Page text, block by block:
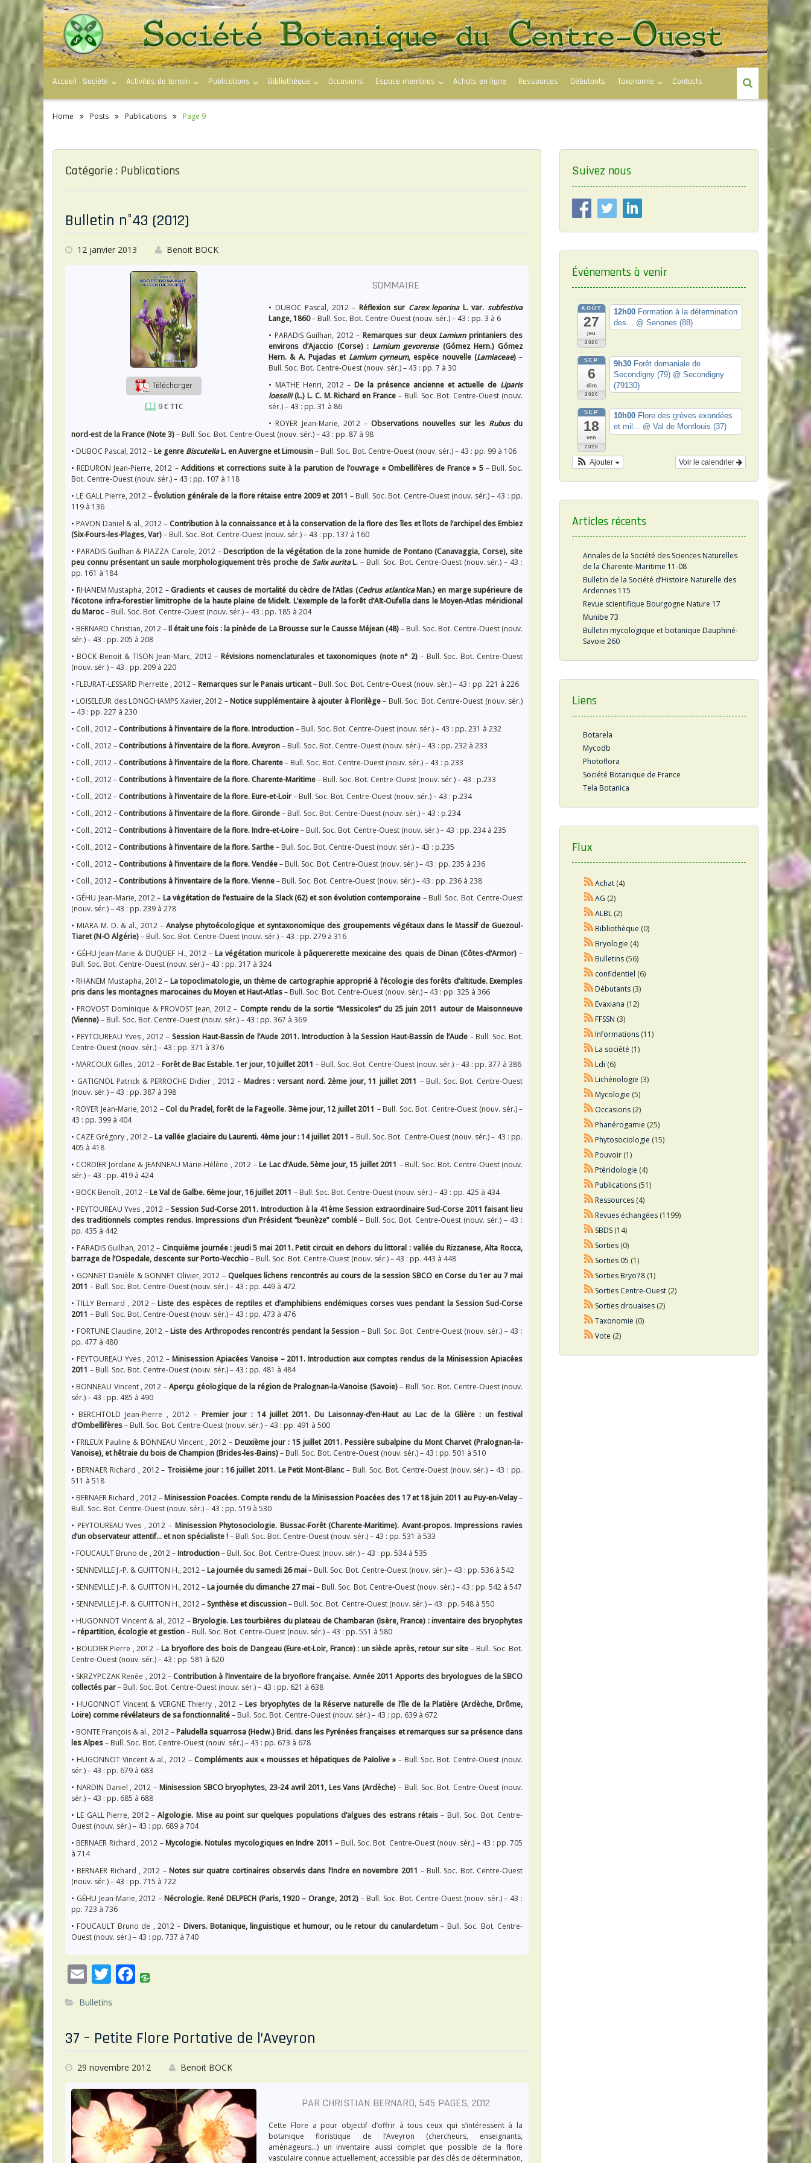
S
k
i
p
t
o
c
t
Accueil Société Activités de terrain Publications Bibliothèque Occasions Espace membres Achats en ligne Ressources Débutants Taxonomie Contacts
Home Posts Publications Page 9
Catégorie : Publications
Bulletin n°43 (2012)
12 janvier 2013 Benoit BOCK
Télécharger
9 € TTC
SOMMAIRE
• DUBOC Pascal, 2012 – Réflexion sur Carex leporinaL. var.subfestiva
Lange, 1860– Bull. Soc. Bot. Centre-Ouest (nouv. sér.) – 43 : pp. 3 à 6
• PARADIS Guilhan, 2012 – Remarques sur deux Lamiumprintaniers des
environs d’Ajaccio (Corse) : Lamium gevorense(Gómez Hern.) Gómez
Hern. & A. Pujadas et Lamium cyrneum, espèce nouvelle (Lamiaceae)–
Bull. Soc. Bot. Centre-Ouest (nouv. sér.) – 43 : pp. 7 à 30
• MATHE Henri, 2012 –De la présence ancienne et actuelle de Liparis
loeselii(L.) L. C. M. Richard en France – Bull. Soc. Bot. Centre-Ouest (nouv.
sér.) – 43 : pp. 31 à 86
• ROYER Jean-Marie, 2012 –Observations nouvelles sur les Rubusdu
nord-est de la France (Note 3)– Bull. Soc. Bot. Centre-Ouest (nouv. sér.) – 43 : pp. 87 à 98
• DUBOC Pascal, 2012 –Le genre BiscutellaL. en Auvergne et Limousin– Bull. Soc. Bot. Centre-Ouest (nouv. sér.) – 43 : pp. 99 à 106
• REDURON Jean-Pierre, 2012 – Additions et corrections suite à la parution de l’ouvrage « Ombellifères de France » 5– Bull. Soc.
Bot. Centre-Ouest (nouv. sér.) – 43 : pp. 107 à 118
• LE GALL Pierre, 2012 –Évolution générale de la flore rétaise entre 2009 et 2011 – Bull. Soc. Bot. Centre-Ouest (nouv. sér.) – 43 : pp.
119 à 136
• PAVON Daniel & al., 2012 – Contribution à la connaissance et à la conservation de la flore des îles et îlots de l’archipel des Embiez
(Six-Fours-les-Plages, Var)– Bull. Soc. Bot. Centre-Ouest (nouv. sér.) – 43 : pp. 137 à 160
• PARADIS Guilhan & PIAZZA Carole, 2012 –Description de la végétation de la zone humide de Pontano (Canavaggia, Corse), site
peu connu présentant un saule morphologiquement très proche de Salix auritaL. – Bull. Soc. Bot. Centre-Ouest (nouv. sér.) – 43 :
pp. 161 à 184
• RHANEM Mustapha, 2012 –Gradients et causes de mortalité du cèdre de l’Atlas (Cedrus atlanticaMan.) en marge supérieure de
l’écotone infra-forestier limitrophe de la haute plaine de Midelt. L’exemple de la forêt d’Aït-Oufella dans le Moyen-Atlas méridional
du Maroc– Bull. Soc. Bot. Centre-Ouest (nouv. sér.) – 43 : pp. 185 à 204
• BERNARD Christian, 2012 –Il était une fois : la pinède de La Brousse sur le Causse Méjean (48)– Bull. Soc. Bot. Centre-Ouest (nouv.
sér.) – 43 : pp. 205 à 208
• BOCK Benoit & TISON Jean-Marc, 2012 – Révisions nomenclaturales et taxonomiques (note n° 2)– Bull. Soc. Bot. Centre-Ouest
(nouv. sér.) – 43 : pp. 209 à 220
• FLEURAT-LESSARD Pierrette , 2012 –Remarques sur le Panais urticant– Bull. Soc. Bot. Centre-Ouest (nouv. sér.) – 43 : pp. 221 à 226
• LOISELEUR des LONGCHAMPS Xavier, 2012 –Notice supplémentaire à ajouter à Florilège– Bull. Soc. Bot. Centre-Ouest (nouv. sér.)
– 43 : pp. 227 à 230
• Coll., 2012 –Contributions à l’inventaire de la flore. Introduction– Bull. Soc. Bot. Centre-Ouest (nouv. sér.) – 43 : pp. 231 à 232
• Coll., 2012 –Contributions à l’inventaire de la flore. Aveyron– Bull. Soc. Bot. Centre-Ouest (nouv. sér.) – 43 : pp. 232 à 233
• Coll., 2012 –Contributions à l’inventaire de la flore. Charente– Bull. Soc. Bot. Centre-Ouest (nouv. sér.) – 43 : p.233
• Coll., 2012 –Contributions à l’inventaire de la flore. Charente-Maritime– Bull. Soc. Bot. Centre-Ouest (nouv. sér.) – 43 : p.233
• Coll., 2012 –Contributions à l’inventaire de la flore. Eure-et-Loir– Bull. Soc. Bot. Centre-Ouest (nouv. sér.) – 43 : p.234
• Coll., 2012 –Contributions à l’inventaire de la flore. Gironde– Bull. Soc. Bot. Centre-Ouest (nouv. sér.) – 43 : p.234
• Coll., 2012 –Contributions à l’inventaire de la flore. Indre-et-Loire– Bull. Soc. Bot. Centre-Ouest (nouv. sér.) – 43 : pp. 234 à 235
• Coll., 2012 –Contributions à l’inventaire de la flore. Sarthe– Bull. Soc. Bot. Centre-Ouest (nouv. sér.) – 43 : p.235
• Coll., 2012 –Contributions à l’inventaire de la flore. Vendée– Bull. Soc. Bot. Centre-Ouest (nouv. sér.) – 43 : pp. 235 à 236
• Coll., 2012 –Contributions à l’inventaire de la flore. Vienne– Bull. Soc. Bot. Centre-Ouest (nouv. sér.) – 43 : pp. 236 à 238
• GÉHU Jean-Marie, 2012 – La végétation de l’estuaire de la Slack (62) et son évolution contemporaine – Bull. Soc. Bot. Centre-Ouest
(nouv. sér.) – 43 : pp. 239 à 278
• MIARA M. D. & al., 2012 –Analyse phytoécologique et syntaxonomique des groupements végétaux dans le Massif de Guezoul-
Tiaret (N-O Algérie)– Bull. Soc. Bot. Centre-Ouest (nouv. sér.) – 43 : pp. 279 à 316
• GÉHU Jean-Marie & DUQUEF H., 2012 – La végétation muricole à pâquererette mexicaine des quais de Dinan (Côtes-d’Armor)–
Bull. Soc. Bot. Centre-Ouest (nouv. sér.) – 43 : pp. 317 à 324
• RHANEM Mustapha, 2012 – La topoclimatologie, un thème de cartographie approprié à l’écologie des forêts d’altitude. Exemples
pris dans les montagnes marocaines du Moyen et Haut-Atlas– Bull. Soc. Bot. Centre-Ouest (nouv. sér.) – 43 : pp. 325 à 366
• PROVOST Dominique & PROVOST Jean, 2012 – Compte rendu de la sortie “Messicoles” du 25 juin 2011 autour de Maisonneuve
(Vienne)– Bull. Soc. Bot. Centre-Ouest (nouv. sér.) – 43 : pp. 367 à 369
• PEYTOUREAU Yves , 2012 – Session Haut-Bassin de l’Aude 2011. Introduction à la Session Haut-Bassin de l’Aude– Bull. Soc. Bot.
Centre-Ouest (nouv. sér.) – 43 : pp. 371 à 376
• MARCOUX Gilles , 2012 –Forêt de Bac Estable. 1er jour, 10 juillet 2011 – Bull. Soc. Bot. Centre-Ouest (nouv. sér.) – 43 : pp. 377 à 386
• GATIGNOL Patrick & PERROCHE Didier , 2012 – Madres : versant nord. 2ème jour, 11 juillet 2011 – Bull. Soc. Bot. Centre-Ouest
(nouv. sér.) – 43 : pp. 387 à 398
• ROYER Jean-Marie, 2012 –Col du Pradel, forêt de la Fageolle. 3ème jour, 12 juillet 2011 – Bull. Soc. Bot. Centre-Ouest (nouv. sér.) –
43 : pp. 399 à 404
• CAZE Grégory , 2012 –La vallée glaciaire du Laurenti. 4ème jour : 14 juillet 2011 – Bull. Soc. Bot. Centre-Ouest (nouv. sér.) – 43 : pp.
405 à 418
• CORDIER Jordane & JEANNEAU Marie-Hélène , 2012 –Le Lac d’Aude. 5ème jour, 15 juillet 2011 – Bull. Soc. Bot. Centre-Ouest (nouv.
sér.) – 43 : pp. 419 à 424
• BOCK Benoît , 2012 –Le Val de Galbe. 6ème jour, 16 juillet 2011 – Bull. Soc. Bot. Centre-Ouest (nouv. sér.) – 43 : pp. 425 à 434
• PEYTOUREAU Yves , 2012 –Session Sud-Corse 2011. Introduction à la 41ème Session extraordinaire Sud-Corse 2011 faisant lieu
des traditionnels comptes rendus. Impressions d’un Président “beunèze” comblé – Bull. Soc. Bot. Centre-Ouest (nouv. sér.) – 43 :
pp. 435 à 442
• PARADIS Guilhan, 2012 –Cinquième journée : jeudi 5 mai 2011. Petit circuit en dehors du littoral : vallée du Rizzanese, Alta Rocca,
barrage de l’Ospedale, descente sur Porto-Vecchio– Bull. Soc. Bot. Centre-Ouest (nouv. sér.) – 43 : pp. 443 à 448
• GONNET Danièle & GONNET Olivier, 2012 – Quelques lichens rencontrés au cours de la session SBCO en Corse du 1er au 7 mai
2011 – Bull. Soc. Bot. Centre-Ouest (nouv. sér.) – 43 : pp. 449 à 472
• TILLY Bernard , 2012 –Liste des espèces de reptiles et d’amphibiens endémiques corses vues pendant la Session Sud-Corse
2011 – Bull. Soc. Bot. Centre-Ouest (nouv. sér.) – 43 : pp. 473 à 476
• FORTUNE Claudine, 2012 –Liste des Arthropodes rencontrés pendant la Session – Bull. Soc. Bot. Centre-Ouest (nouv. sér.) – 43 :
pp. 477 à 480
• PEYTOUREAU Yves , 2012 – Minisession Apiacées Vanoise – 2011. Introduction aux comptes rendus de la Minisession Apiacées
2011 – Bull. Soc. Bot. Centre-Ouest (nouv. sér.) – 43 : pp. 481 à 484
• BONNEAU Vincent , 2012 –Aperçu géologique de la région de Pralognan-la-Vanoise (Savoie)– Bull. Soc. Bot. Centre-Ouest (nouv.
sér.) – 43 : pp. 485 à 490
• BERCHTOLD Jean-Pierre , 2012 – Premier jour : 14 juillet 2011. Du Laisonnay-d’en-Haut au Lac de la Glière : un festival
d’Ombellifères– Bull. Soc. Bot. Centre-Ouest (nouv. sér.) – 43 : pp. 491 à 500
• FRILEUX Pauline & BONNEAU Vincent , 2012 –Deuxième jour : 15 juillet 2011. Pessière subalpine du Mont Charvet (Pralognan-la-
Vanoise), et hêtraie du bois de Champion (Brides-les-Bains)– Bull. Soc. Bot. Centre-Ouest (nouv. sér.) – 43 : pp. 501 à 510
• BERNAER Richard , 2012 – Troisième jour : 16 juillet 2011. Le Petit Mont-Blanc – Bull. Soc. Bot. Centre-Ouest (nouv. sér.) – 43 : pp.
511 à 518
• BERNAER Richard , 2012 –Minisession Poacées. Compte rendu de la Minisession Poacées des 17 et 18 juin 2011 au Puy-en-Velay–
Bull. Soc. Bot. Centre-Ouest (nouv. sér.) – 43 : pp. 519 à 530
• PEYTOUREAU Yves , 2012 – Minisession Phytosociologie. Bussac-Forêt (Charente-Maritime). Avant-propos. Impressions ravies
d’un observateur attentif… et non spécialiste !– Bull. Soc. Bot. Centre-Ouest (nouv. sér.) – 43 : pp. 531 à 533
• FOUCAULT Bruno de , 2012 –Introduction– Bull. Soc. Bot. Centre-Ouest (nouv. sér.) – 43 : pp. 534 à 535
• SENNEVILLE J.-P. & GUITTON H., 2012 –La journée du samedi 26 mai– Bull. Soc. Bot. Centre-Ouest (nouv. sér.) – 43 : pp. 536 à 542
• SENNEVILLE J.-P. & GUITTON H., 2012 –La journée du dimanche 27 mai– Bull. Soc. Bot. Centre-Ouest (nouv. sér.) – 43 : pp. 542 à 547
• SENNEVILLE J.-P. & GUITTON H., 2012 –Synthèse et discussion– Bull. Soc. Bot. Centre-Ouest (nouv. sér.) – 43 : pp. 548 à 550
• HUGONNOT Vincent & al., 2012 –Bryologie. Les tourbières du plateau de Chambaran (Isère, France) : inventaire des bryophytes
– répartition, écologie et gestion– Bull. Soc. Bot. Centre-Ouest (nouv. sér.) – 43 : pp. 551 à 580
• BOUDIER Pierre , 2012 –La bryoflore des bois de Dangeau (Eure-et-Loir, France) : un siècle après, retour sur site – Bull. Soc. Bot.
Centre-Ouest (nouv. sér.) – 43 : pp. 581 à 620
• SKRZYPCZAK Renée , 2012 –Contribution à l’inventaire de la bryoflore française. Année 2011 Apports des bryologues de la SBCO
collectés par– Bull. Soc. Bot. Centre-Ouest (nouv. sér.) – 43 : pp. 621 à 638
• HUGONNOT Vincent & VERGNE Thierry , 2012 –Les bryophytes de la Réserve naturelle de l’île de la Platière (Ardèche, Drôme,
Loire) comme révélateurs de sa fonctionnalité– Bull. Soc. Bot. Centre-Ouest (nouv. sér.) – 43 : pp. 639 à 672
• BONTE François & al., 2012 –Paludella squarrosa (Hedw.) Brid. dans les Pyrénées françaises et remarques sur sa présence dans
les Alpes– Bull. Soc. Bot. Centre-Ouest (nouv. sér.) – 43 : pp. 673 à 678
• HUGONNOT Vincent & al., 2012 – Compléments aux « mousses et hépatiques de Païolive »– Bull. Soc. Bot. Centre-Ouest (nouv.
sér.) – 43 : pp. 679 à 683
• NARDIN Daniel , 2012 – Minisession SBCO bryophytes, 23-24 avril 2011, Les Vans (Ardèche) – Bull. Soc. Bot. Centre-Ouest (nouv.
sér.) – 43 : pp. 685 à 688
• LE GALL Pierre, 2012 –Algologie. Mise au point sur quelques populations d’algues des estrans rétais – Bull. Soc. Bot. Centre-
Ouest (nouv. sér.) – 43 : pp. 689 à 704
• BERNAER Richard , 2012 –Mycologie. Notules mycologiques en Indre 2011 – Bull. Soc. Bot. Centre-Ouest (nouv. sér.) – 43 : pp. 705
à 714
• BERNAER Richard , 2012 – Notes sur quatre cortinaires observés dans l’Indre en novembre 2011 – Bull. Soc. Bot. Centre-Ouest
(nouv. sér.) – 43 : pp. 715 à 722
• GÉHU Jean-Marie, 2012 –Nécrologie. René DELPECH (Paris, 1920 – Orange, 2012)– Bull. Soc. Bot. Centre-Ouest (nouv. sér.) – 43 :
pp. 723 à 736
• FOUCAULT Bruno de , 2012 – Divers. Botanique, linguistique et humour, ou le retour du canulardetum – Bull. Soc. Bot. Centre-
Ouest (nouv. sér.) – 43 : pp. 737 à 740
E
m
ai
l
T
w
itt
er
F
b
o
o
k
Bulletins
37 – Petite Flore Portative de l’Aveyron
29 novembre 2012 Benoit BOCK
PAR CHRISTIAN BERNARD, 545 PAGES, 2012
Cette Flore a pour objectif d’offrir à tous ceux qui s’intéressent à la
botanique floristique de l’Aveyron (chercheurs, enseignants,
aménageurs…) un inventaire aussi complet que possible de la flore
vasculaire connue actuellement, accessible par des clés de détermination,
Suivez nous
Événements à venir
AOÛT
27
jeu
2026
12h00 Formation à la détermination
des... @ Senones (88)
SEP
6
dim
2026
9h30 Forêt domaniale de
Secondigny (79) @ Secondigny
(79130)
SEP
18
ven
2026
10h00 Flore des grèves exondées
et mil... @ Val de Montlouis (37)
Voir le calendrier
Ajouter
Articles récents
Annales de la Société des Sciences Naturelles
de la Charente-Maritime 11-08
Bulletin de la Société d’Histoire Naturelle des
Ardennes 115
Revue scientifique Bourgogne Nature 17
Munibe 73
Bulletin mycologique et botanique Dauphiné-
Savoie 260
Liens
Botarela
Mycodb
Photoflora
Société Botanique de France
Tela Botanica
Flux
Achat (4)
AG (2)
ALBL (2)
Bibliothèque (0)
Bryologie (4)
Bulletins (56)
confidentiel (6)
Débutants (3)
Evaxiana (12)
FFSSN (3)
Informations (11)
La société (1)
Ldi (6)
Lichénologie (3)
Mycologie (5)
Occasions (2)
Phanérogamie (25)
Phytosociologie (15)
Pouvoir (1)
Ptéridologie (4)
Publications (51)
Ressources (4)
Revues échangées (1199)
SBDS (14)
Sorties (0)
Sorties 05 (1)
Sorties Bryo78 (1)
Sorties Centre-Ouest (2)
Sorties drouaises (2)
Taxonomie (0)
Vote (2)